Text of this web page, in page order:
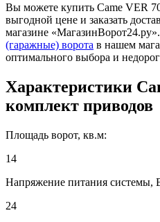
Вы можете купить Came VER
выгодной цене и заказать
магазине
(гаражные) ворота в нашем
оптимального выбора и
Характеристики
комплект приводов
Площадь ворот, кв.м:
14
Напряжение питания системы,
24